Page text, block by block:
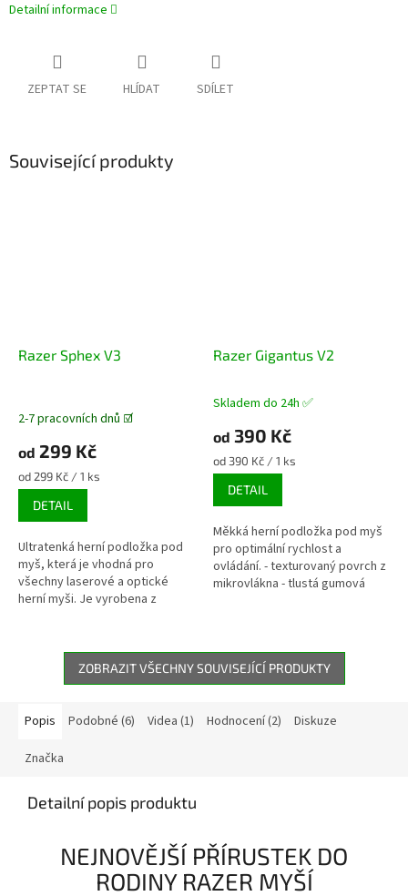
Detailní informace
ZEPTAT SE HLÍDAT SDÍLET
Související produkty
Razer Sphex V3
2-7 pracovních dnů ☑️
od 299 Kč
Měrná
cena:
od 299 Kč / 1 ks
DETAIL
Ultratenká herní podložka pod
myš, která je vhodná pro
všechny laserové a optické
herní myši. Je vyrobena z
velmi dlouhému a...
Razer Gigantus V2
Průměrné
produktu
je
5,0
5
hvězdiček.
Skladem do 24h ✅
od 390 Kč
Měrná
cena:
od 390 Kč / 1 ks
DETAIL
Měkká herní podložka pod myš
pro optimální rychlost a
ovládání. - texturovaný povrch z
mikrovlákna - tlustá gumová
ZOBRAZIT VŠECHNY SOUVISEJÍCÍ PRODUKTY
Popis Podobné (6) Videa (1) Hodnocení (2) Diskuze
Značka
Detailní popis produktu
NEJNOVĚJŠÍ PŘÍRUSTEK DO
RODINY RAZER MYŠÍ